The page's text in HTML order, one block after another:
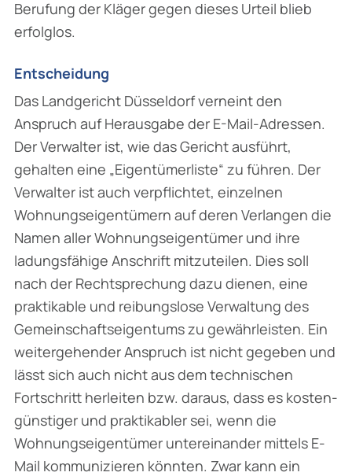
Berufung der Kläger gegen dieses Urteil blieb
erfolglos.
Entscheidung
Das Landgericht Düsseldorf verneint den
Anspruch auf Herausgabe der E-Mail-Adressen.
Der Verwalter ist, wie das Gericht ausführt,
gehalten eine „Eigentümerliste“ zu führen. Der
Ver­walter ist auch verpflichtet, einzelnen
Wohnungseigentümern auf deren Verlangen die
Namen aller Wohnungseigentümer und ihre
ladungsfähige Anschrift mitzuteilen. Dies soll
nach der Rechtsprechung dazu dienen, eine
praktikable und reibungslose Verwaltung des
Gemein­schaftseigentums zu gewährleisten. Ein
weitergehender Anspruch ist nicht gegeben und
lässt sich auch nicht aus dem technischen
Fortschritt herleiten bzw. daraus, dass es kosten­
günstiger und praktikabler sei, wenn die
Wohnungseigentümer untereinander mittels E-
Mail kommunizieren könnten. Zwar kann ein